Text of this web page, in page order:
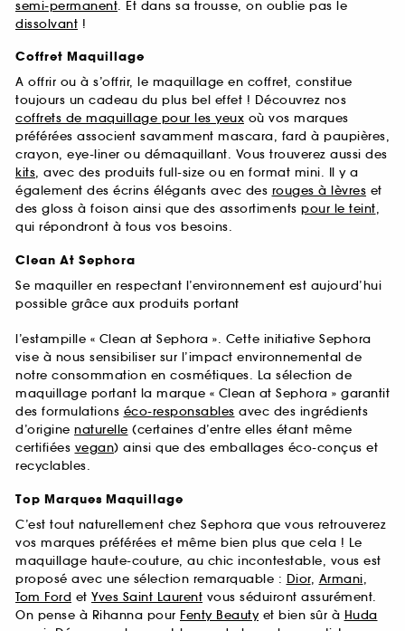
semi-permanent. Et dans sa trousse, on oublie pas le
dissolvant !
Coffret Maquillage
A offrir ou à s’offrir, le maquillage en coffret, constitue
toujours un cadeau du plus bel effet ! Découvrez nos
coffrets de maquillage pour les yeux où vos marques
préférées associent savamment mascara, fard à paupières,
crayon, eye-liner ou démaquillant. Vous trouverez aussi des
kits, avec des produits full-size ou en format mini. Il y a
également des écrins élégants avec des rouges à lèvres et
des gloss à foison ainsi que des assortiments pour le teint,
qui répondront à tous vos besoins.
Clean At Sephora
Se maquiller en respectant l’environnement est aujourd’hui
possible grâce aux produits portant
l’estampille « Clean at Sephora ». Cette initiative Sephora
vise à nous sensibiliser sur l’impact environnemental de
notre consommation en cosmétiques. La sélection de
maquillage portant la marque « Clean at Sephora » garantit
des formulations éco-responsables avec des ingrédients
d’origine naturelle (certaines d’entre elles étant même
certifiées vegan) ainsi que des emballages éco-conçus et
recyclables.
Top Marques Maquillage
C’est tout naturellement chez Sephora que vous retrouverez
vos marques préférées et même bien plus que cela ! Le
maquillage haute-couture, au chic incontestable, vous est
proposé avec une sélection remarquable : Dior, Armani,
Tom Ford et Yves Saint Laurent vous séduiront assurément.
On pense à Rihanna pour Fenty Beautyet bien sûr à Huda